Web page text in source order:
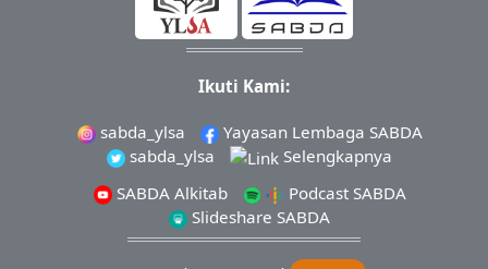
Ikuti Kami:
sabda_ylsa
Yayasan Lembaga SABDA
sabda_ylsa
Selengkapnya
SABDA Alkitab
Podcast SABDA
Slideshare SABDA